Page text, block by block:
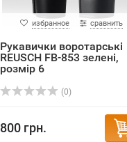
избранное сравнить
Рукавички воротарські
REUSCH FB-853 зелені,
розмір 6
(0)
800 грн.